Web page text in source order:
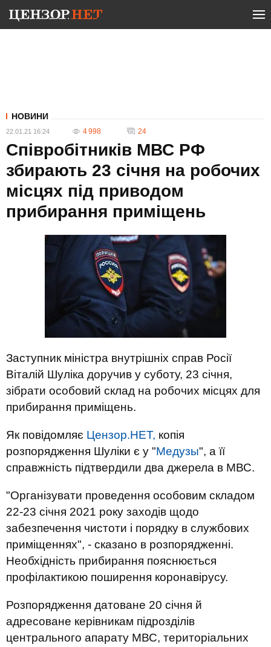
НОВИНИ
22.01.21 16:24 4 998 24
Співробітників МВС РФ
збирають 23 січня на робочих
місцях під приводом
прибирання приміщень
Заступник міністра внутрішніх справ Росії
Віталій Шуліка доручив у суботу, 23 січня,
зібрати особовий склад на робочих місцях для
прибирання приміщень.
Як повідомляє Цензор.НЕТ, копія
розпорядження Шуліки є у "Медузы", а її
справжність підтвердили два джерела в МВС.
"Організувати проведення особовим складом
22-23 січня 2021 року заходів щодо
забезпечення чистоти і порядку в службових
приміщеннях", - сказано в розпорядженні.
Необхідність прибирання пояснюється
профілактикою поширення коронавірусу.
Розпорядження датоване 20 січня й
адресоване керівникам підрозділів
центрального апарату МВС, територіальних